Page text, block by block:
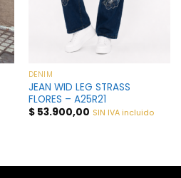
DENIM
JEAN WID LEG STRASS
FLORES – A25R21
$53.900,00 SIN IVA incluido